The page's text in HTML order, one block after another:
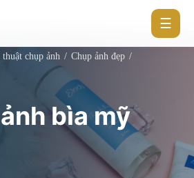
☰
chụp ảnh / Chụp ảnh đẹp /
bìa mỹ